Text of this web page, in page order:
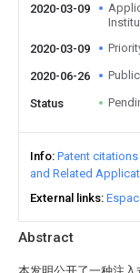
Abstract
2020-03-09
2020-03-09
2020-06-26
Status
Info Patent citations
and Related
External links